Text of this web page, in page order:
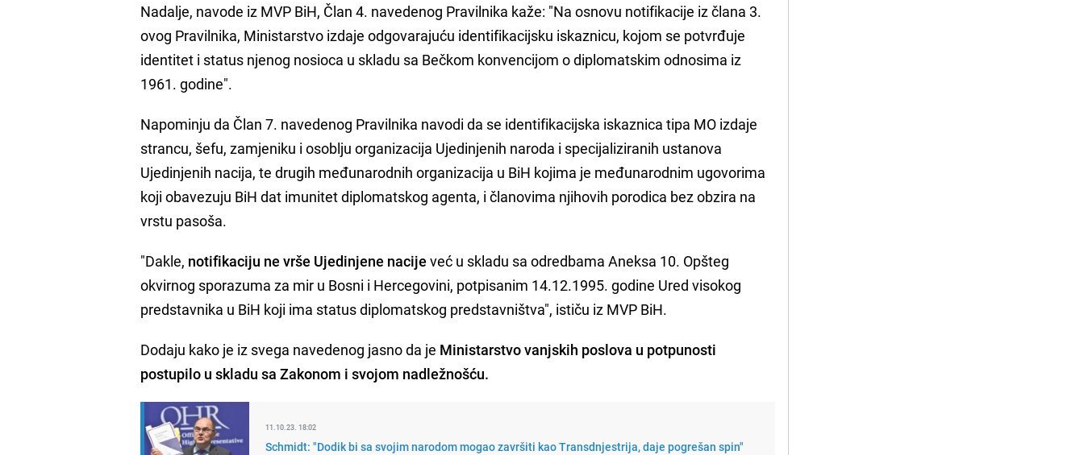
Nadalje, navode iz MVP BiH, Član 4. navedenog Pravilnika kaže: "Na osnovu notifikacije iz člana 3.
ovog Pravilnika, Ministarstvo izdaje odgovarajuću identifikacijsku iskaznicu, kojom se potvrđuje
identitet i status njenog nosioca u skladu sa Bečkom konvencijom o diplomatskim odnosima iz
1961. godine".
Napominju da Član 7. navedenog Pravilnika navodi da se identifikacijska iskaznica tipa MO izdaje
strancu, šefu, zamjeniku i osoblju organizacija Ujedinjenih naroda i specijaliziranih ustanova
Ujedinjenih nacija, te drugih međunarodnih organizacija u BiH kojima je međunarodnim ugovorima
koji obavezuju BiH dat imunitet diplomatskog agenta, i članovima njihovih porodica bez obzira na
vrstu pasoša.
"Dakle, notifikaciju ne vrše Ujedinjene nacije već u skladu sa odredbama Aneksa 10. Opšteg
okvirnog sporazuma za mir u Bosni i Hercegovini, potpisanim 14.12.1995. godine Ured visokog
predstavnika u BiH koji ima status diplomatskog predstavništva", ističu iz MVP BiH.
Dodaju kako je iz svega navedenog jasno da je Ministarstvo vanjskih poslova u potpunosti
postupilo u skladu sa Zakonom i svojom nadležnošću.
11.10.23. 18:02
Schmidt: "Dodik bi sa svojim narodom mogao završiti kao Transdnjestrija, daje pogrešan spin"